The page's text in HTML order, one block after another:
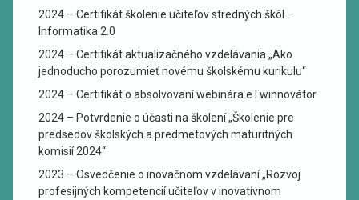
2024 – Certifikát školenie učiteľov stredných škôl –
Informatika 2.0
2024 – Certifikát aktualizačného vzdelávania „Ako
jednoducho porozumieť novému školskému kurikulu“
2024 – Certifikát o absolvovaní webinára eTwinnovátor
2024 – Potvrdenie o účasti na školení „Školenie pre
predsedov školských a predmetových maturitných
komisií 2024“
2023 – Osvedčenie o inovačnom vzdelávaní „Rozvoj
profesijných kompetencií učiteľov v inovatívnom